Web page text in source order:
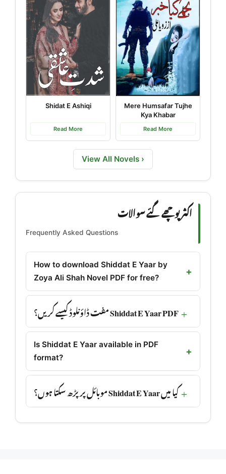
Shidat E Ashiqi
Read More
Mere Humsafar Tujhe
Kya Khabar
Read More
View All Novels ›
اکثر پوچھے گئے سوالات
Frequently Asked Questions
How to download Shiddat E Yaar by
Zoya Ali Shah Novel PDF for free?
Shiddat E Yaar PDF مفت ڈاؤنلوڈ کیسے کریں؟
Is Shiddat E Yaar available in PDF
format?
کیا میں Shiddat E Yaar موبائل پر پڑھ سکتا ہوں؟